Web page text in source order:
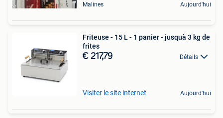
Malines Aujourd'hui
Friteuse - 15 L - 1 panier - jusquà 3 kg de
frites
€ 217,79 Détails
Visiter le site internet Aujourd'hui